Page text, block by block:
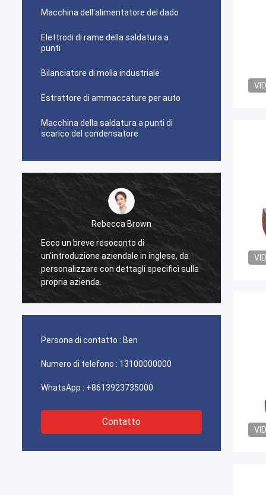
Macchina dell'alimentatore del dado
Elettrodi di rame della saldatura a
punti
Bilanciatore di molla industriale
Estrattore di ammaccature per auto
Macchina della saldatura a punti di
scarico del condensatore
Rebecca Brown
Ecco un breve resoconto di
un'introduzione aziendale in inglese, da
personalizzare con dettagli specifici sulla
propria azienda.
da
Persona di contatto : Ben
Numero di telefono : 13100000000
WhatsApp : +8613923735000
Contatto